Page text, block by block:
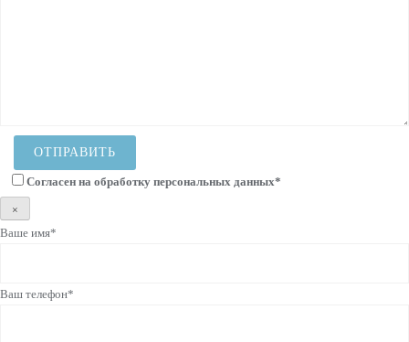
Согласен на обработку персональных данных*
×
Ваше имя*
Ваш телефон*